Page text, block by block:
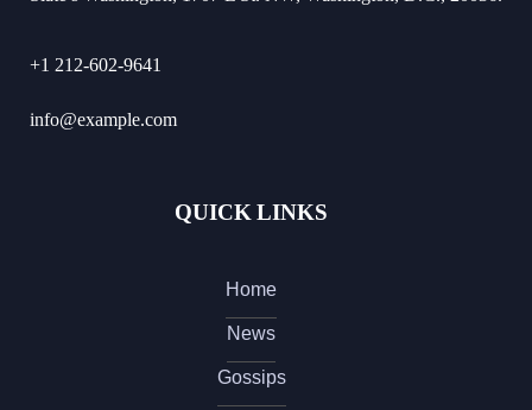
+1 212-602-9641
info@example.com
QUICK LINKS
Home
News
Gossips